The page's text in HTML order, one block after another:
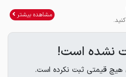
مشاهده بیشتر
نشده است!
هیچ قیمتی ثبت نکرده است.